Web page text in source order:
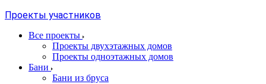
Проекты участников
Все проекты
Проекты двухэтажных домов
Проекты одноэтажных домов
Бани
Бани из бруса